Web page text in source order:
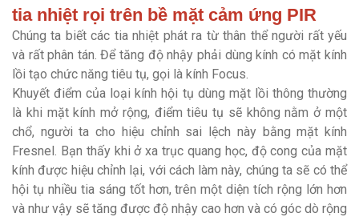
tia nhiệt rọi trên bề mặt cảm ứng PIR
Chúng ta biết các tia nhiệt phát ra từ thân thể người rất yếu
và rất phân tán. Để tăng độ nhậy phải dùng kính có mặt kính
lồi tạo chức năng tiêu tụ, gọi là kính Focus.
Khuyết điểm của loại kính hội tụ dùng mặt lồi thông thường
là khi mặt kính mở rộng, điểm tiêu tụ sẽ không nằm ở một
chổ, người ta cho hiệu chỉnh sai lệch này bằng mặt kính
Fresnel. Bạn thấy khi ở xa trục quang học, độ cong của mặt
kính được hiệu chỉnh lại, với cách làm này, chúng ta sẽ có thể
hội tụ nhiều tia sáng tốt hơn, trên một diện tích rộng lớn hơn
và như vậy sẽ tăng được độ nhậy cao hơn và có góc dò rộng